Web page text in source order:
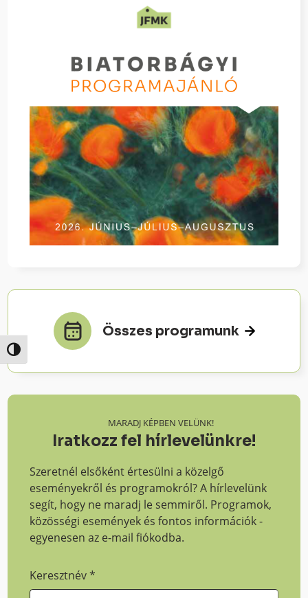
Nagy kontraszt váltása
Összes programunk
MARADJ KÉPBEN VELÜNK!
Iratkozz fel hírlevelünkre!
Szeretnél elsőként értesülni a közelgő
eseményekről és programokról? A hírlevelünk
segít, hogy ne maradj le semmiről. Programok,
közösségi események és fontos információk -
egyenesen az e-mail fiókodba.
Keresztnév*